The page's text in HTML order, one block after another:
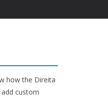
how the Direita
custom